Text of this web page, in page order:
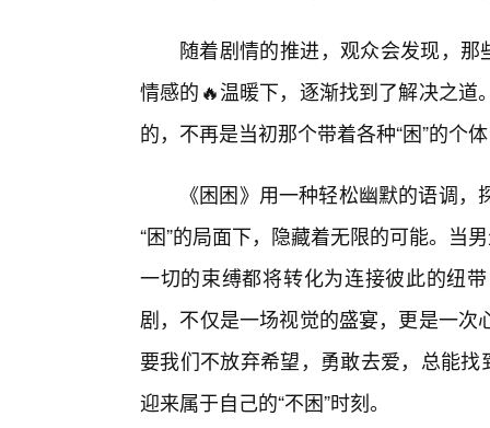
随着剧情的推进，观众会发现，那
情感的🔥温暖下，逐渐找到了解决之
的，不再是当初那个带着各种“困”的个
《困困》用一种轻松幽默的语调
“困”的局面下，隐藏着无限的可能。当
一切的束缚都将转化为连接彼此的纽
剧，不仅是一场视觉的盛宴，更是一
要我们不放弃希望，勇敢去爱，总能
迎来属于自己的“不困”时刻。